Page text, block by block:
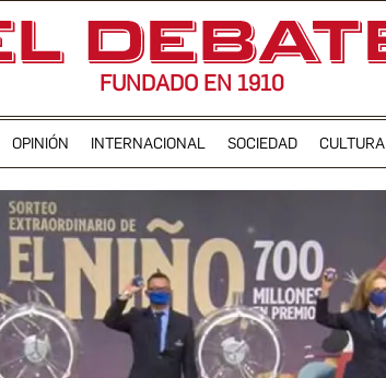
FUNDADO EN 1910
OPINIÓN INTERNACIONAL SOCIEDAD CULTURA